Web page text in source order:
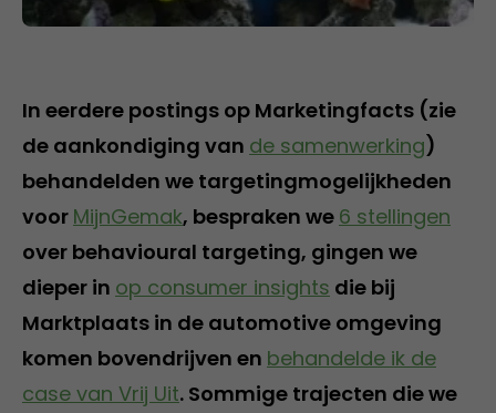
In eerdere postings op Marketingfacts (zie
de aankondiging van de samenwerking)
behandelden we targetingmogelijkheden
voor MijnGemak, bespraken we 6 stellingen
over behavioural targeting, gingen we
dieper in op consumer insights die bij
Marktplaats in de automotive omgeving
komen bovendrijven en behandelde ik de
case van Vrij Uit. Sommige trajecten die we